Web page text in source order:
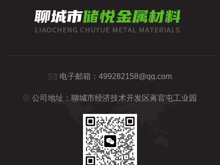
电子邮箱： 499282158@qq.com
公司地址：聊城市经济技术开发区蒋官屯工业园